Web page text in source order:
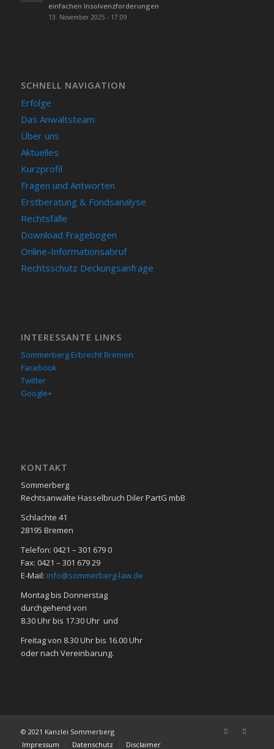
einfachen Insolvenzforderungen
13. November 2025 - 17:09
SCHNELL NAVIGATION
Erfolge
Das Anwaltsteam
Über uns
Aktuelles
Kurzprofil
Fragen und Antworten
Erstberatung & Fondsanalyse
Rechtsfälle
Download Fragebogen
Online-Informationsabruf
Rechtsschutz Deckungsanfrage
INTERESSANTE LINKS
Sommerberg Erbrecht Bremen
Facebook
Twitter
Google+
KON­TAKT
Sommerberg
Rechtsanwälte Hasselbruch Diler PartG mbB
Schlachte 41
28195 Bre­men
Telefon: 0421 – 301 679 0
Fax: 0421 – 301 679 29
E-Mail: info@sommerberg-law.de
Mon­tag bis Don­ners­tag
durch­ge­hend von
8.30 Uhr bis 17.30 Uhr und
Frei­tag von 8.30 Uhr bis 16.00 Uhr
oder nach Ver­ein­ba­rung.
© 2021 Kanzlei Sommerberg
Impressum
Datenschutz Disclaimer